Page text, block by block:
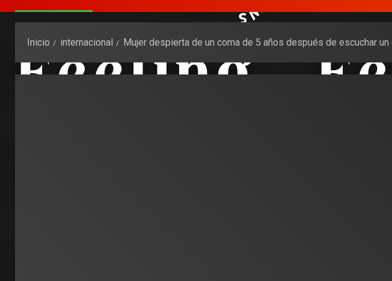
Inicio internacional Mujer despierta de un coma de 5 años después de escuchar